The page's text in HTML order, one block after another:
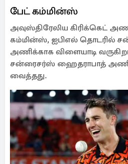
பேட் கம்மின்ஸ்
அவுஸ்திரேலிய கிரிக்கெட்
கம்மின்ஸ், ஐபிஎல் தொடரில்
அணிக்காக விளையாடி
சன்ரைசர்ஸ் ஹைதராபாத்
வைத்தது.